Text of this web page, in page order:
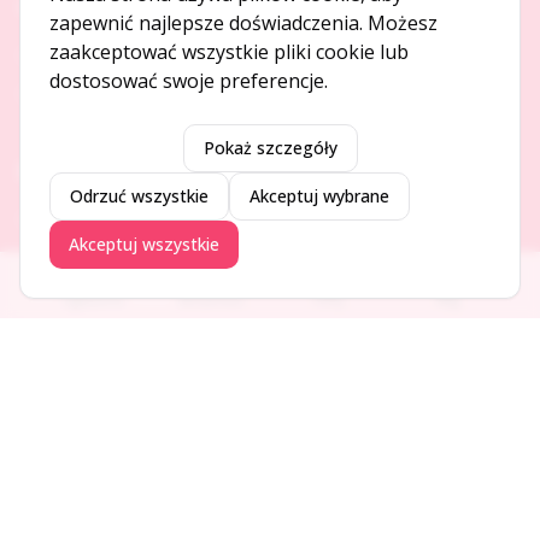
O NAS
O serwisie
Kontakt
DODAJ I PROMUJ
Dodaj ogłoszenie
Dodaj firmę
Promuj ogłoszenie
Ogłoszenia Aktualności Firmy Blog
zapewnić najlepsze doświadczenia. Możesz
zaakceptować wszystkie pliki cookie lub
dostosować swoje preferencje.
Pokaż szczegóły
Odrzuć wszystkie Akceptuj wybrane
Akceptuj wszystkie